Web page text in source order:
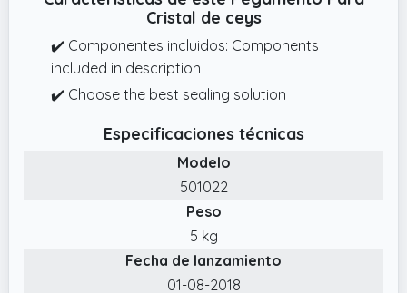
Cristal de ceys
✔️ Componentes incluidos: Components
included in description
✔️ Choose the best sealing solution
Especificaciones técnicas
Modelo
501022
Peso
5 kg
Fecha de lanzamiento
01-08-2018